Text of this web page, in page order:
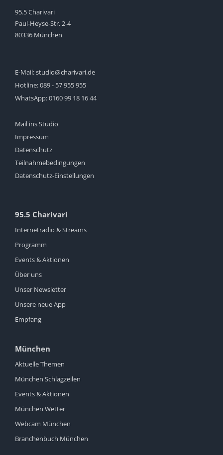
95.5 Charivari
Paul-Heyse-Str. 2-4
80336 München
E-Mail:studio@charivari.de
Hotline:089 - 57 955 955
WhatsApp:0160 99 18 16 44
Mail ins Studio
Impressum
Datenschutz
Teilnahmebedingungen
Datenschutz-Einstellungen
95.5 Charivari
Internetradio & Streams
Programm
Events & Aktionen
Über uns
Unser Newsletter
Unsere neue App
Empfang
München
Aktuelle Themen
München Schlagzeilen
Events & Aktionen
München Wetter
Webcam München
Branchenbuch München